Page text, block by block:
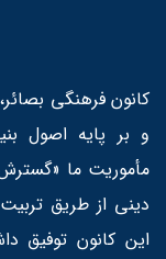
کانون فرهنگی
مأموریت ما
دینی از طریق